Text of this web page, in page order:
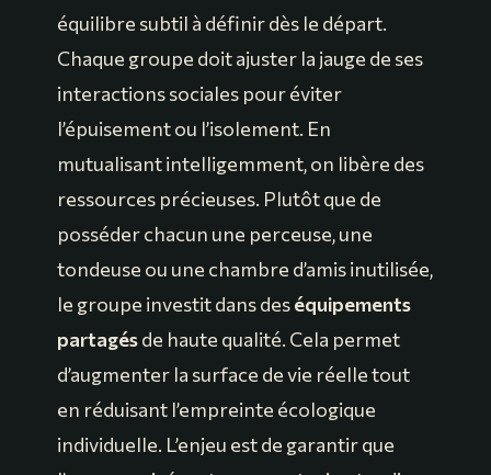
équilibre subtil à définir dès le départ.
Chaque groupe doit ajuster la jauge de ses
interactions sociales pour éviter
l’épuisement ou l’isolement. En
mutualisant intelligemment, on libère des
ressources précieuses. Plutôt que de
posséder chacun une perceuse, une
tondeuse ou une chambre d’amis inutilisée,
le groupe investit dans deséquipements
partagésde haute qualité. Cela permet
d’augmenter la surface de vie réelle tout
en réduisant l’empreinte écologique
individuelle. L’enjeu est de garantir que